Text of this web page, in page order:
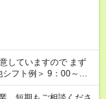
していますので まず
他のお時間もOKです！